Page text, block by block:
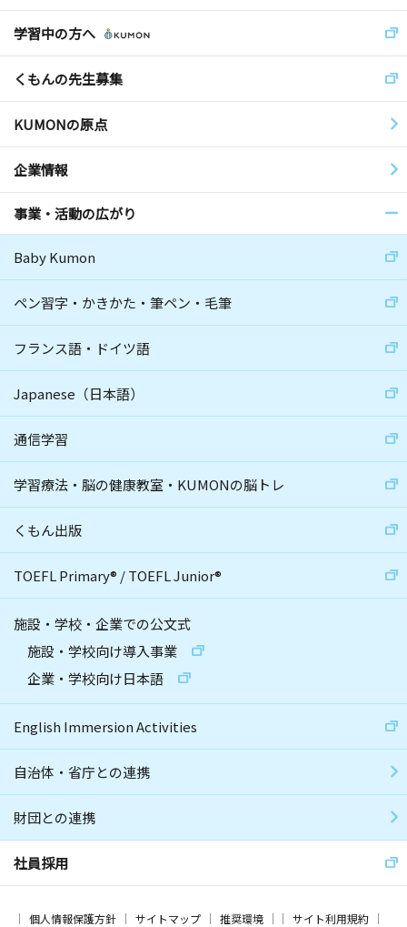
学習中の方へ
くもんの先生募集
KUMONの原点
企業情報
事業・活動の広がり
Baby Kumon
ペン習字・かきかた・筆ペン・毛筆
フランス語・ドイツ語
Japanese（日本語）
通信学習
学習療法・脳の健康教室・KUMONの脳トレ
くもん出版
TOEFL Primary® /TOEFL Junior®
施設・学校・企業での公文式
施設・学校向け導入事業
企業・学校向け日本語
English Immersion Activities
自治体・省庁との連携
財団との連携
社員採用
個人情報保護方針 サイトマップ 推奨環境 サイト利用規約